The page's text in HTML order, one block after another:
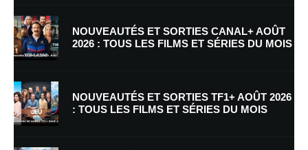
E-mail*
Enregistrer mon nom, mon e-mail et mon site dans le navigateur pour
mon prochain commentaire.
NOUVEAUTÉS ET SORTIES CANAL+ AOÛT
2026 : TOUS LES FILMS ET SÉRIES DU MOIS
NOUVEAUTÉS ET SORTIES TF1+ AOÛT 2026
: TOUS LES FILMS ET SÉRIES DU MOIS